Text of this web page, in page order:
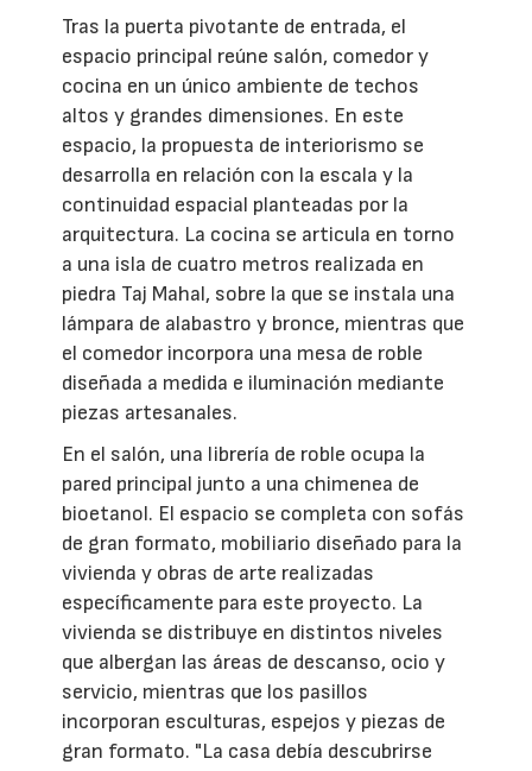
Tras la puerta pivotante de entrada, el
espacio principal reúne salón, comedor y
cocina en un único ambiente de techos
altos y grandes dimensiones. En este
espacio, la propuesta de interiorismo se
desarrolla en relación con la escala y la
continuidad espacial planteadas por la
arquitectura. La cocina se articula en torno
a una isla de cuatro metros realizada en
piedra Taj Mahal, sobre la que se instala una
lámpara de alabastro y bronce, mientras que
el comedor incorpora una mesa de roble
diseñada a medida e iluminación mediante
piezas artesanales.
En el salón, una librería de roble ocupa la
pared principal junto a una chimenea de
bioetanol. El espacio se completa con sofás
de gran formato, mobiliario diseñado para la
vivienda y obras de arte realizadas
específicamente para este proyecto. La
vivienda se distribuye en distintos niveles
que albergan las áreas de descanso, ocio y
servicio, mientras que los pasillos
incorporan esculturas, espejos y piezas de
gran formato. "La casa debía descubrirse